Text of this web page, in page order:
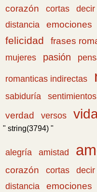
corazón
cortas
distancia emociones
felicidad frases
mujeres
pasión
romanticas indirectas
sabiduría sentimientos
verdad
versos
" string(3794) "
alegría amistad
corazón
cortas
distancia emociones